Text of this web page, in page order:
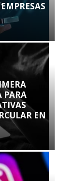
PARA
EN